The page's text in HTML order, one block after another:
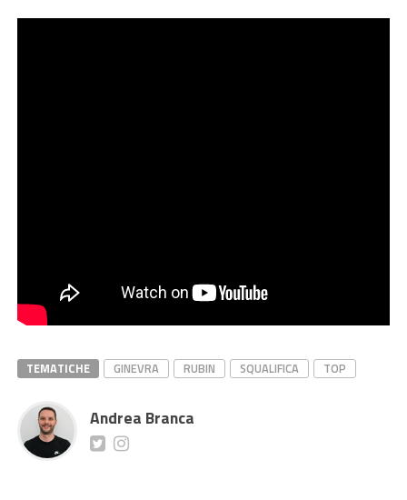
TEMATICHE GINEVRA RUBIN SQUALIFICA TOP
Andrea Branca